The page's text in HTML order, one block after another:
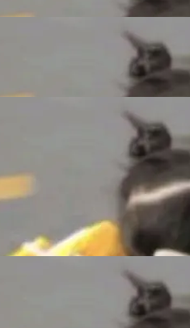
，每 token
正听懂。通过
盖粤语、吴语
Changes/fixe
避免音频加
拒绝 修复了 C
如果表单中
它们将不再关
工具（如 Co
的 PG 19，则
时间点
AI 分析提炼。
这一方法也为
的思路。
务、社交生活
维护者 S
。8 月 4 日，
8 月 1 日起，
6 个月。发
更新内容如
项增强功能：